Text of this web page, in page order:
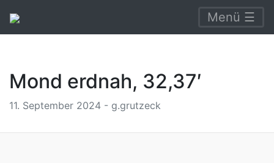
Menü ☰
Mond erdnah, 32,37′
11. September 2024 - g.grutzeck